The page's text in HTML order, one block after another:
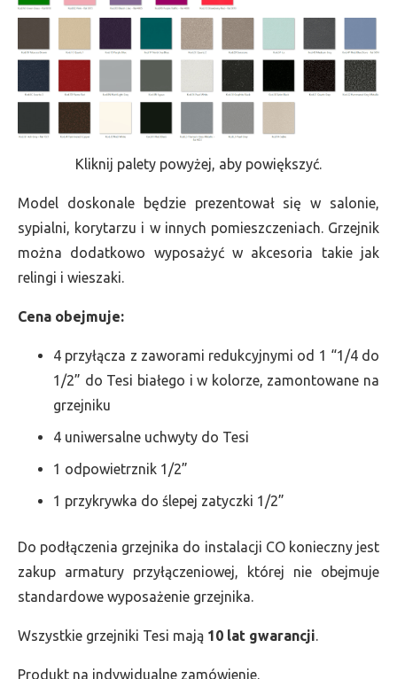
Kliknij palety powyżej, aby powiększyć.
Model doskonale będzie prezentował się w salonie,
sypialni, korytarzu i w innych pomieszczeniach. Grzejnik
można dodatkowo wyposażyć w akcesoria takie jak
relingi i wieszaki.
Cena obejmuje:
4 przyłącza z zaworami redukcyjnymi od 1 “1/4 do
1/2” do Tesi białego i w kolorze, zamontowane na
grzejniku
4 uniwersalne uchwyty do Tesi
1 odpowietrznik 1/2”
1 przykrywka do ślepej zatyczki 1/2”
Do podłączenia grzejnika do instalacji CO konieczny jest
zakup armatury przyłączeniowej, której nie obejmuje
standardowe wyposażenie grzejnika.
Wszystkie grzejniki Tesi mają 10 lat gwarancji.
Produkt na indywidualne zamówienie.